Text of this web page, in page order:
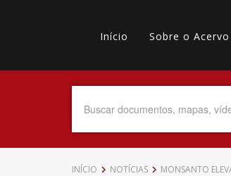
Main
navigation
Início Sobre o Acervo
secundário
Data do Documento
INÍCIO NOTÍCIAS MONSANTO